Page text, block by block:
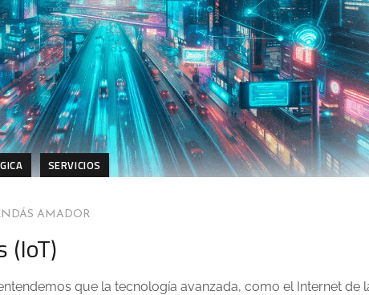
SERVICIOS
AMADOR
(IoT)
que la tecnología avanzada, como el Internet de